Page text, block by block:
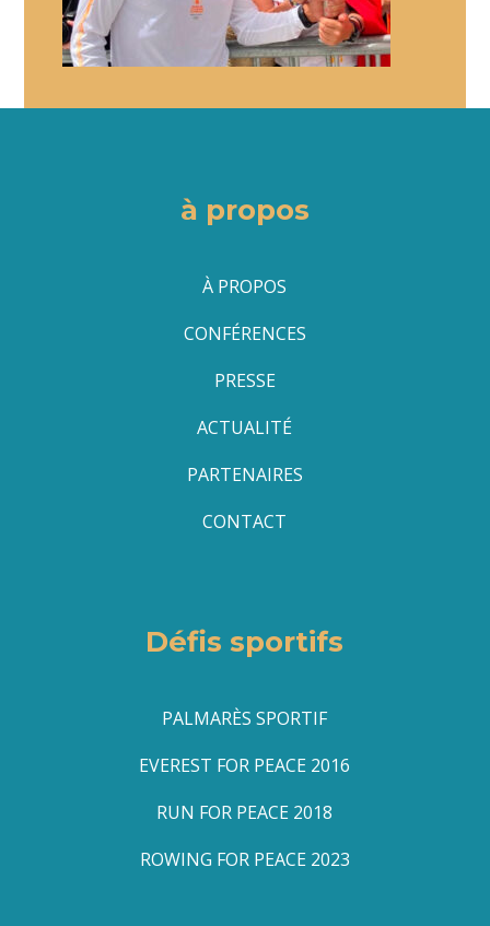
à propos
À PROPOS
CONFÉRENCES
PRESSE
ACTUALITÉ
PARTENAIRES
CONTACT
Défis sportifs
PALMARÈS SPORTIF
EVEREST FOR PEACE 2016
RUN FOR PEACE 2018
ROWING FOR PEACE 2023